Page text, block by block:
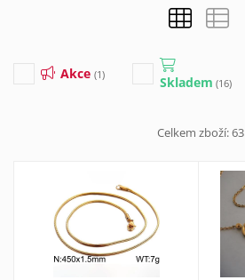
Akce (1) Skladem (16)
Celkem zboží:63